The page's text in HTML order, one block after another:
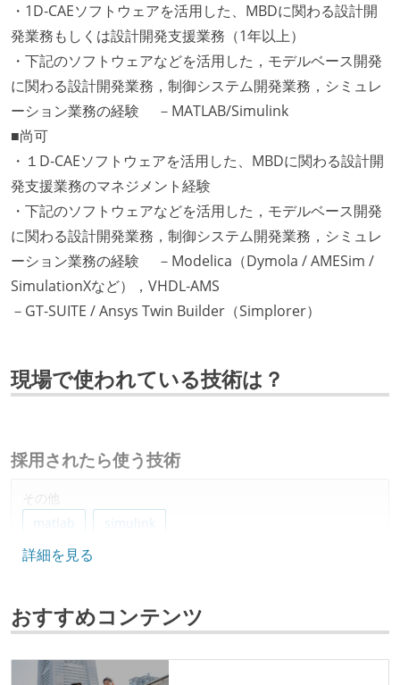
・1D‐CAEソフトウェアを活用した、MBDに関わる設計開
発業務もしくは設計開発支援業務（1年以上）
・下記のソフトウェアなどを活用した，モデルベース開発
に関わる設計開発業務，制御システム開発業務，シミュレ
ーション業務の経験 －MATLAB/Simulink
■尚可
・１D‐CAEソフトウェアを活用した、MBDに関わる設計開
発支援業務のマネジメント経験
・下記のソフトウェアなどを活用した，モデルベース開発
に関わる設計開発業務，制御システム開発業務，シミュレ
ーション業務の経験 －Modelica（Dymola / AMESim /
SimulationXなど），VHDL‐AMS
－GT‐SUITE / Ansys Twin Builder（Simplorer）
現場で使われている技術は？
採用されたら使う技術
その他
matlab
simulink
詳細を見る
おすすめコンテンツ